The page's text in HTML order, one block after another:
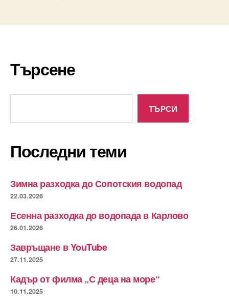
Търсене
ТЪРСИ
Последни теми
Зимна разходка до Сопотския водопад
22.03.2026
Есенна разходка до водопада в Карлово
26.01.2026
Завръщане в YouTube
27.11.2025
Кадър от филма „С деца на море“
10.11.2025